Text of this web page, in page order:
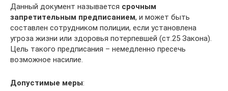
Данный документ называется срочным
запретительным предписанием, и может быть
составлен сотрудником полиции, если установлена
угроза жизни или здоровья потерпевшей (ст.25 Закона).
Цель такого предписания – немедленно пресечь
возможное насилие.
Допустимые меры: